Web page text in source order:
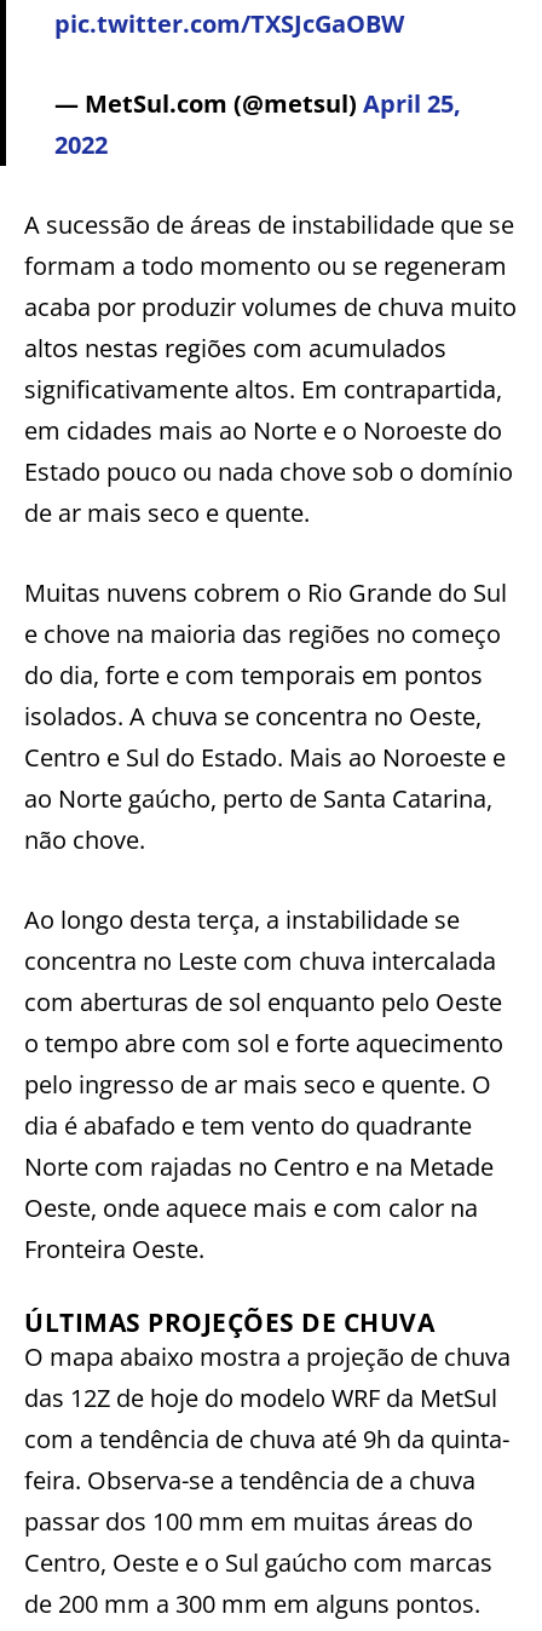
pic.twitter.com/TXSJcGaOBW
— MetSul.com (@metsul) April 25,
2022
A sucessão de áreas de instabilidade que se
formam a todo momento ou se regeneram
acaba por produzir volumes de chuva muito
altos nestas regiões com acumulados
significativamente altos. Em contrapartida,
em cidades mais ao Norte e o Noroeste do
Estado pouco ou nada chove sob o domínio
de ar mais seco e quente.
Muitas nuvens cobrem o Rio Grande do Sul
e chove na maioria das regiões no começo
do dia, forte e com temporais em pontos
isolados. A chuva se concentra no Oeste,
Centro e Sul do Estado. Mais ao Noroeste e
ao Norte gaúcho, perto de Santa Catarina,
não chove.
Ao longo desta terça, a instabilidade se
concentra no Leste com chuva intercalada
com aberturas de sol enquanto pelo Oeste
o tempo abre com sol e forte aquecimento
pelo ingresso de ar mais seco e quente. O
dia é abafado e tem vento do quadrante
Norte com rajadas no Centro e na Metade
Oeste, onde aquece mais e com calor na
Fronteira Oeste.
ÚLTIMAS PROJEÇÕES DE CHUVA
O mapa abaixo mostra a projeção de chuva
das 12Z de hoje do modelo WRF da MetSul
com a tendência de chuva até 9h da quinta-
feira. Observa-se a tendência de a chuva
passar dos 100 mm em muitas áreas do
Centro, Oeste e o Sul gaúcho com marcas
de 200 mm a 300 mm em alguns pontos.